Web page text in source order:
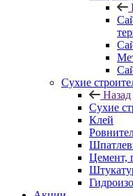
Сухие
Назад
Сухие
Клей
Цемент,